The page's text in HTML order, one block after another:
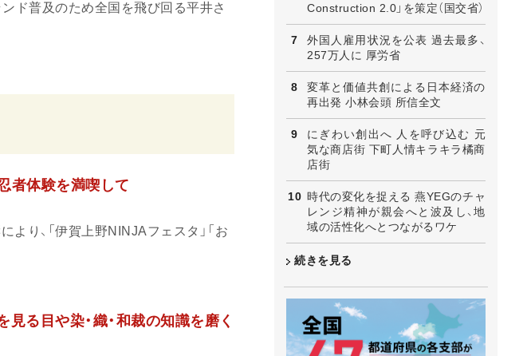
ド普及のため全国を飛び回る平井さ
者体験を満喫して
より、「伊賀上野NINJAフェスタ」「お
る目や染・織・和裁の知識を磨く
Construction 2.0」を策定（国交省）
外国人雇用状況を公表 過去最多、
257万人に 厚労省
変革と価値共創による日本経済の
再出発 小林会頭 所信全文
にぎわい創出へ 人を呼び込む 元
気な商店街 下町人情キラキラ橘商
店街
時代の変化を捉える 燕YEGのチャ
レンジ精神が親会へと波及し、地
域の活性化へとつながるワケ
続きを見る